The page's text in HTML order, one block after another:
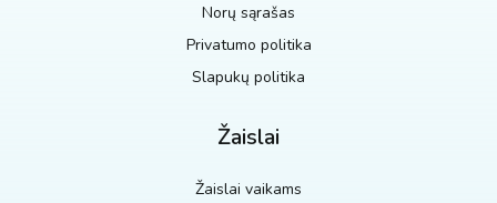
Norų sąrašas
Privatumo politika
Slapukų politika
Žaislai
Žaislai vaikams